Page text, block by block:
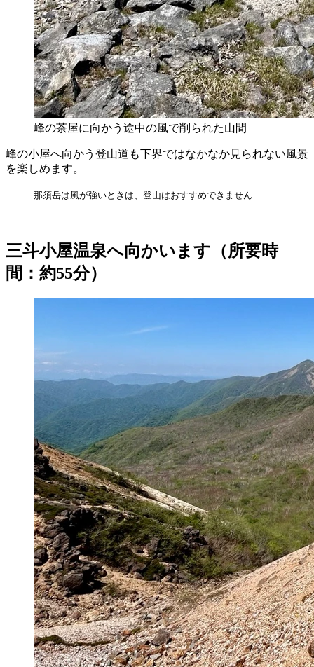
峰の茶屋に向かう途中の風で削られた山間
峰の小屋へ向かう登山道も下界ではなかなか見られない風景
を楽しめます。
那須岳は風が強いときは、登山はおすすめできません
三斗小屋温泉へ向かいます（所要時
間：約55分）